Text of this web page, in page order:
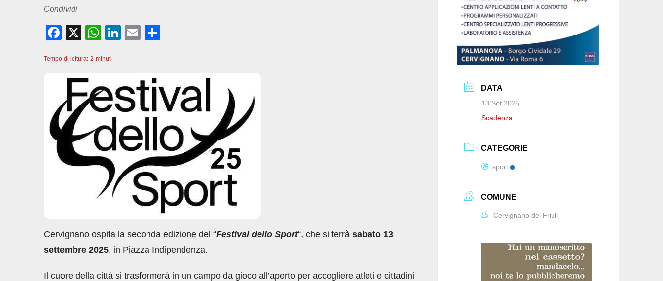
Condividi
F
c
e
b
o
o
X
W
at
A
p
p
Li
dI
n
E
vi
di
Tempo di lettura: 2 minuti
Cervignano ospita la seconda edizione del “Festival dello Sport“, che si terrà sabato 13
settembre 2025, in Piazza Indipendenza.
Il cuore della città si trasformerà in un campo da gioco all’aperto per accogliere atleti e cittadini
DATA
13 Set 2025
Scadenza
CATEGORIE
sport
COMUNE
Cervignano del Friuli